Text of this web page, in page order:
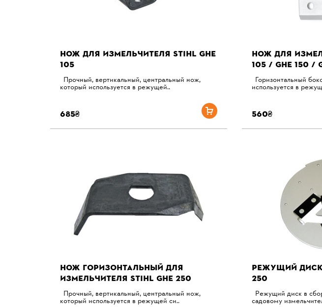
НОЖ ДЛЯ ИЗМЕЛЬЧИТЕЛЯ STIHL GHE
105
Прочный, вертикальный, центральный нож,
который используется в режущей..
685₴
НОЖ ДЛЯ
105 / GHE 150 /
Горизонтальный
используется в
560₴
НОЖ ГОРИЗОНТАЛЬНЫЙ ДЛЯ
ИЗМЕЛЬЧИТЕЛЯ STIHL GHE 250
Прочный, вертикальный, центральный нож,
который используется в режущей си..
РЕЖУЩИЙ ДИСК
250
Режущий диск в
садовому